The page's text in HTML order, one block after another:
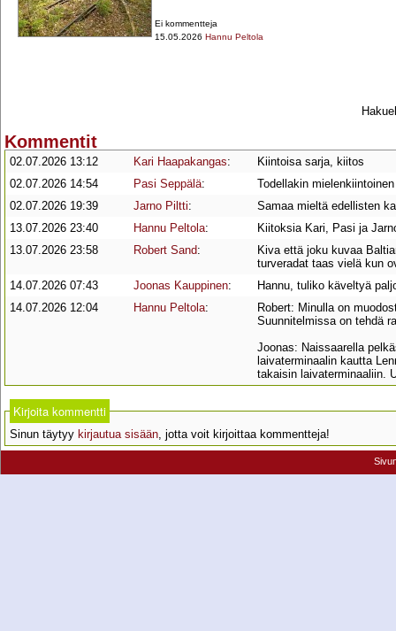
Ei kommentteja
15.05.2026 Hannu Peltola
Kommentit
02.07.2026 13:12 Kari Haapakangas:
Kiintoisa sarja, kiitos
02.07.2026 14:54
Pasi Seppälä:
Todellakin
02.07.2026 19:39
Jarno Piltti:
Samaa mieltä edellisten
13.07.2026 23:40
Hannu Peltola:
Kiitoksia Kari, Pasi ja
13.07.2026 23:58
Robert Sand:
Kiva että joku kuvaa
turveradat taas vielä kun
14.07.2026 07:43
Joonas Kauppinen:
Hannu, tuliko käveltyä
14.07.2026 12:04
Hannu Peltola:
Robert: Minulla on
Suunnitelmissa on tehdä
Joonas: Naissaarella
laivaterminaalin kautta
takaisin laivaterminaaliin.
Kirjoita kommentti
Sinun täytyy kirjautua sisään, jotta voit kirjoittaa kommentteja!